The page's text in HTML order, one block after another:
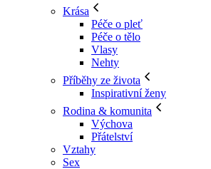
Krása
Péče o pleť
Péče o tělo
Vlasy
Nehty
Příběhy ze života
Inspirativní ženy
Rodina & komunita
Výchova
Přátelství
Vztahy
Sex